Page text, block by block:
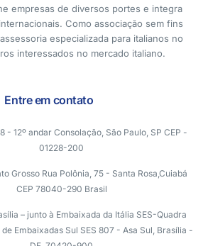
empresas de diversos portes e integra
Como associação sem fins
especializada para italianos no
interessados no mercado italiano.
Entre em contato
- 12º andar Consolação, São Paulo, SP CEP -
01228-200
Grosso Rua Polônia, 75 - Santa Rosa,Cuiabá
CEP 78040-290 Brasil
– junto à Embaixada da Itália SES-Quadra
Embaixadas Sul SES 807 - Asa Sul, Brasília -